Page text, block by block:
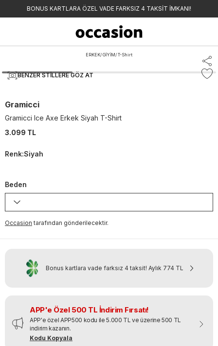
BONUS KARTLARA ÖZEL VADE FARKSIZ 4 TAKSİT İMKANI!
ERKEK/GİYİM/T-Shirt
BENZER STILLERE GÖZ AT
Gramicci
Gramicci Ice Axe Erkek Siyah T-Shirt
3.099 TL
Renk:Siyah
Beden
Occasion tarafından gönderilecektir.
Bonus kartlara vade farksız 4 taksit! Aylık 774 TL
APP'e Özel 500 TL İndirim Fırsatı!
APP'e özel APP500 kodu ile 5.000 TL ve üzerine 500 TL
indirim kazanın.
Kodu Kopyala